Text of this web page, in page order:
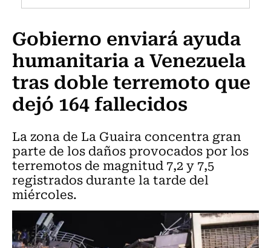
Programas Radio y TV Usach
Gobierno enviará ayuda
humanitaria a Venezuela
tras doble terremoto que
dejó 164 fallecidos
La zona de La Guaira concentra gran
parte de los daños provocados por los
terremotos de magnitud 7,2 y 7,5
registrados durante la tarde del
miércoles.